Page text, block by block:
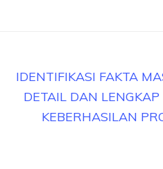
IDENTIFIKASI FAKTA
DETAIL DAN
KEBERHASILAN